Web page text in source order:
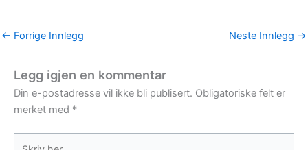
← Forrige Innlegg Neste Innlegg →
Legg igjen en kommentar
Din e-postadresse vil ikke bli publisert. Obligatoriske felt er
merket med *